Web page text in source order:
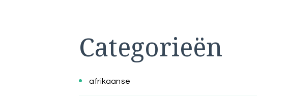
Categorieën
afrikaanse